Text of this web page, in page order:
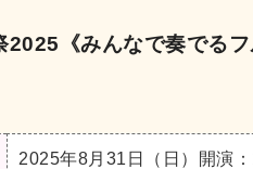
《みんなで奏でるフ
2025年8月31日（日） 開演